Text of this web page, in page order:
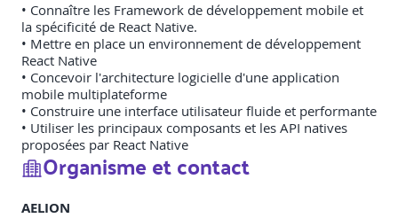
• Connaître les Framework de développement mobile et
la spécificité de React Native.
• Mettre en place un environnement de développement
React Native
• Concevoir l'architecture logicielle d'une application
mobile multiplateforme
• Construire une interface utilisateur fluide et performante
• Utiliser les principaux composants et les API natives
proposées par React Native
Organisme et contact
AELION